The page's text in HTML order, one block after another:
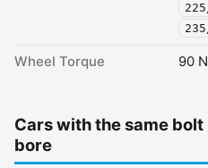
Wheel Torque 90
Cars with the same
bore